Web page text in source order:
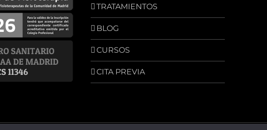
TRATAMIENTOS
BLOG
CURSOS
CITA PREVIA